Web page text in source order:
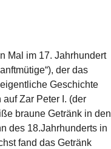
Mal im 17. Jahrhundert
der das
Geschichte
Zar Peter I. (der
braune Getränk in den
des 18.Jahrhunderts in
fand das Getränk